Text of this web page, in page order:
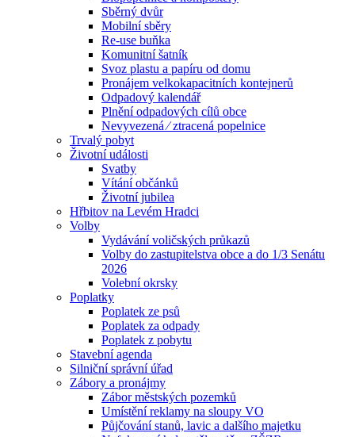
Sběrný dvůr
Mobilní sběry
Re-use buňka
Komunitní šatník
Svoz plastu a papíru od domu
Pronájem velkokapacitních kontejnerů
Odpadový kalendář
Plnění odpadových cílů obce
Nevyvezená ⁄ ztracená popelnice
Trvalý pobyt
Životní události
Svatby
Vítání občánků
Životní jubilea
Hřbitov na Levém Hradci
Volby
Vydávání voličských průkazů
Volby do zastupitelstva obce a do 1/3 Senátu
2026
Volební okrsky
Poplatky
Poplatek ze psů
Poplatek za odpady
Poplatek z pobytu
Stavební agenda
Silniční správní úřad
Zábory a pronájmy
Zábor městských pozemků
Umístění reklamy na sloupy VO
Půjčování stanů, lavic a dalšího majetku